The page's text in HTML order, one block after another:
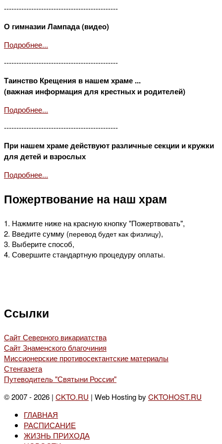
----------------------------------------------
О гимназии Лампада (видео)
Подробнее...
----------------------------------------------
Таинство Крещения в нашем храме ...
(важная информация для крестных и родителей)
Подробнее...
----------------------------------------------
При нашем храме действуют различные секции и кружки
для детей и взрослых
Подробнее...
Пожертвование на наш храм
1. Нажмите ниже на красную кнопку "Пожертвовать",
2. Введите сумму (перевод будет как физлицу),
3. Выберите способ,
4. Совершите стандартную процедуру оплаты.
Ссылки
Сайт Северного викариатства
Сайт Знаменского благочиния
Миссионерские противосектантские материалы
Стенгазета
Путеводитель "Святыни России"
© 2007 - 2026 | CKTO.RU | Web Hosting by CKTOHOST.RU
ГЛАВНАЯ
РАСПИСАНИЕ
ЖИЗНЬ ПРИХОДА